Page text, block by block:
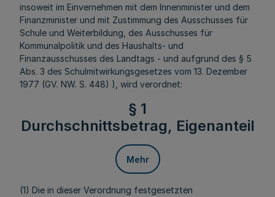
insoweit im Einvernehmen mit dem Innenminister und dem
Finanzminister und mit Zustimmung des Ausschusses für
Schule und Weiterbildung, des Ausschusses für
Kommunalpolitik und des Haushalts- und
Finanzausschusses des Landtags - und aufgrund des § 5
Abs. 3 des Schulmitwirkungsgesetzes vom 13. Dezember
1977 (GV. NW. S. 448) ), wird verordnet:
§ 1
Durchschnittsbetrag, Eigenanteil
Mehr
(1) Die in dieser Verordnung festgesetzten